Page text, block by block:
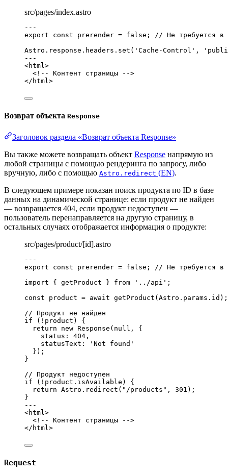
src/pages/index.astro
---
export const prerender = false ; // Не требуется
Astro . response . headers . set ( ' Cache-Control ' , '
---
<html>
<!-- Контент страницы -->
</ html>
Возврат объекта Response
Заголовок раздела «Возврат объекта Response»
Вы также можете возвращать объект Response напрямую из
любой страницы с помощью рендеринга по запросу, либо
вручную, либо с помощью Astro.redirect (EN).
В следующем примере показан поиск продукта по ID в базе
данных на динамической странице: если продукт не найден
— возвращается 404, если продукт недоступен —
пользователь перенаправляется на другую страницу, в
остальных случаях отображается информация о продукте:
src/pages/product/[id].astro
---
export const prerender = false ;
// Не требуется
import { getProduct } from ' ../api ' ;
const product = await getProduct (Astro . params . id );
// Продукт не найден
if ( ! product) {
return
new Response ( null , {
status: 404 ,
statusText:
' Not found '
});
}
// Продукт недоступен
if ( ! product . isAvailable ) {
return Astro . redirect ( " /products " , 301 );
}
---
<html >
<!-- Контент страницы -->
</ html >
Request